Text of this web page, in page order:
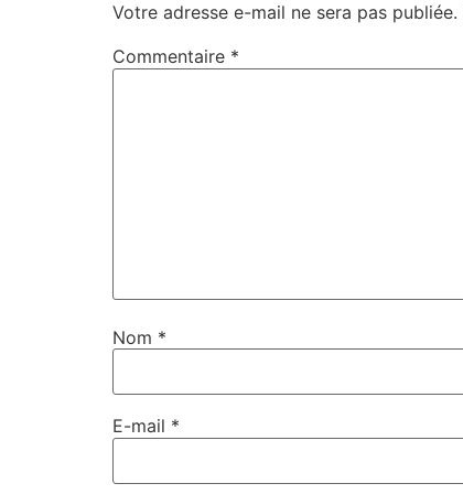
Votre adresse e-mail ne sera pas publiée.
Commentaire *
Nom *
E-mail *